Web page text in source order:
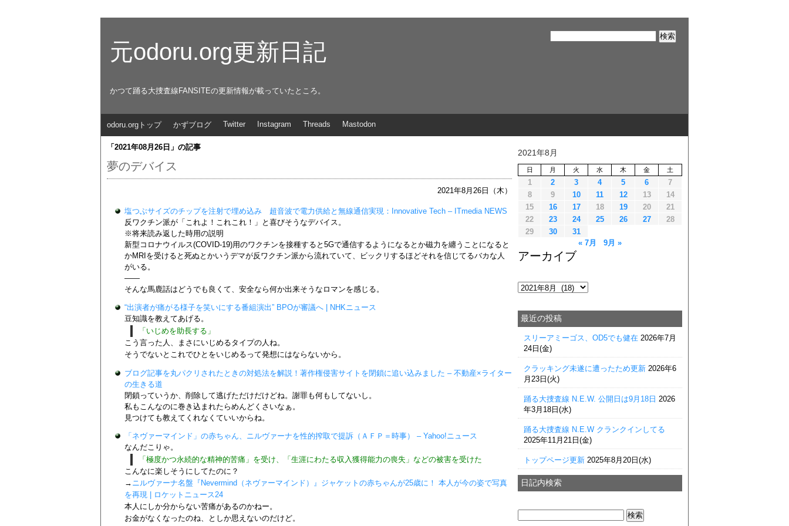
元odoru.org更新日記
かつて踊る大捜査線FANSITEの更新情報が載っていたところ。
odoru.orgトップ かずブログ Twitter Instagram Threads Mastodon
「2021年08月26日」の記事
夢のデバイス
2021年8月26日（木）
塩つぶサイズのチップを注射で埋め込み 超音波で電力供給と無線通信実現：Innovative Tech – ITmedia NEWS
反ワクチン派が「これよ！これこれ！」と喜びそうなデバイス。
※将来読み返した時用の説明
新型コロナウイルス(COVID-19)用のワクチンを接種すると5Gで通信するようになるとか磁力を纏うことになると
かMRIを受けると死ぬとかいうデマが反ワクチン派から流れていて、ビックリするほどそれを信じてるバカな人
がいる。
——
そんな馬鹿話はどうでも良くて、安全なら何か出来そうなロマンを感じる。
“出演者が痛がる様子を笑いにする番組演出” BPOが審議へ | NHKニュース
豆知識を教えてあげる。
「いじめを助長する」
こう言った人、まさにいじめるタイプの人ね。
そうでないとこれでひとをいじめるって発想にはならないから。
ブログ記事を丸パクリされたときの対処法を解説！著作権侵害サイトを閉鎖に追い込みました – 不動産×ライター
の生きる道
閉鎖っていうか、削除して逃げただけだけどね。謝罪も何もしてないし。
私もこんなのに巻き込まれたらめんどくさいなぁ。
見つけても教えてくれなくていいからね。
「ネヴァーマインド」の赤ちゃん、ニルヴァーナを性的搾取で提訴（ＡＦＰ＝時事） – Yahoo!ニュース
なんだこりゃ。
「極度かつ永続的な精神的苦痛」を受け、「生涯にわたる収入獲得能力の喪失」などの被害を受けた
こんなに楽しそうにしてたのに？
→ ニルヴァーナ名盤『Nevermind（ネヴァーマインド）』ジャケットの赤ちゃんが25歳に！ 本人が今の姿で写真
を再現 | ロケットニュース24
本人にしか分からない苦痛があるのかねー。
お金がなくなったのね、としか思えないのだけど。
2021年8月
日 月 火 水 木 金 土
1 2 3 4 5 6
7
8
9 10 11 12 13
14
15
16 17 18 19 20
21
22
23 24 25 26 27
28
29
30
31
« 7月
9月 »
アーカイブ
最近の投稿
スリーアミーゴス、OD5でも健在 2026年7月
24日(金)
クラッキング未遂に遭ったため更新 2026年6
月23日(火)
踊る大捜査線 N.E.W. 公開日は9月18日 2026
年3月18日(水)
踊る大捜査線 N.E.W クランクインしてる
2025年11月21日(金)
トップページ更新 2025年8月20日(水)
日記内検索